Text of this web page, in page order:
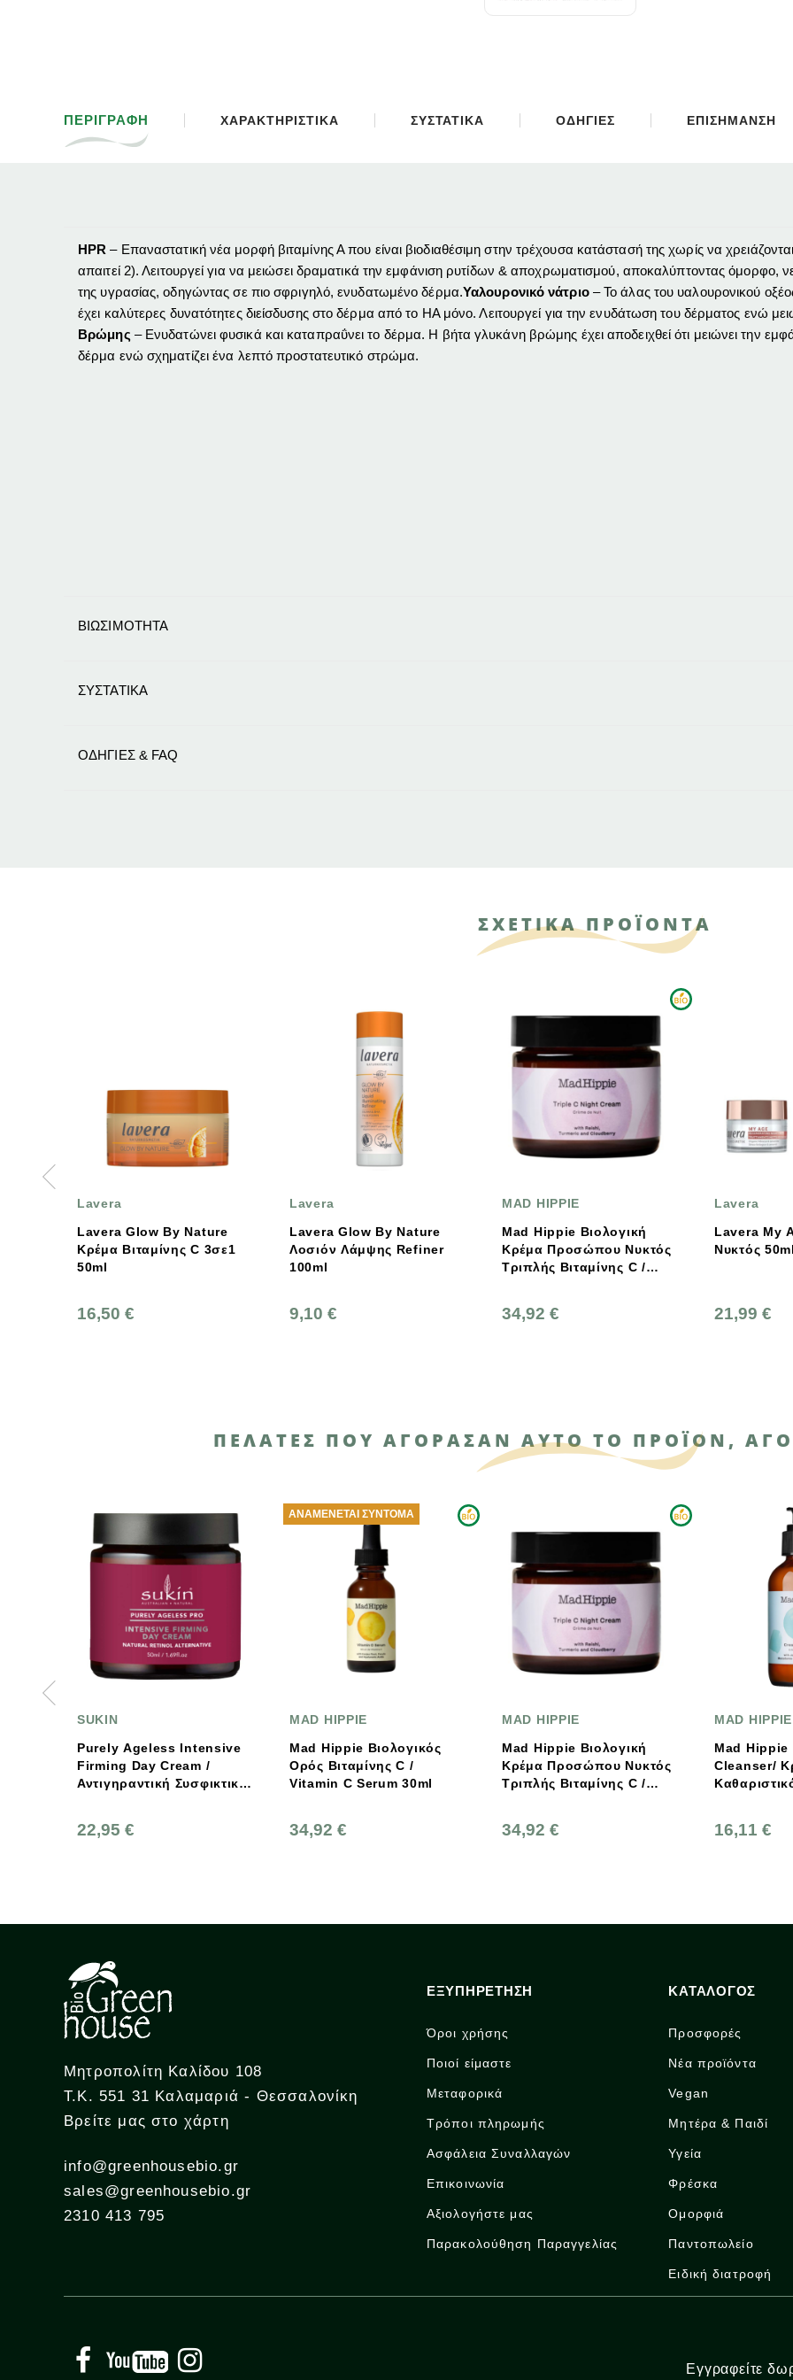
ΠΕΡΙΓΡΑΦΗ ΧΑΡΑΚΤΗΡΙΣΤΙΚΑ ΣΥΣΤΑΤΙΚΑ ΟΔΗΓΙΕΣ ΕΠΙΣΗΜΑΝΣΗ
HPR – Επαναστατική νέα μορφή βιταμίνης Α που είναι βιοδιαθέσιμη στην τρέχουσα κατάστασή της χωρίς να
απαιτεί 2).Λειτουργεί για να μειώσει δραματικά την εμφάνιση ρυτίδων & αποχρωματισμού, αποκαλύπτοντας όμορφο,
της υγρασίας, οδηγώντας σε πιο σφριγηλό, ενυδατωμένο δέρμα.Υαλουρονικό νάτριο– Το άλας του υαλουρονικού
έχει καλύτερες δυνατότητες διείσδυσης στο δέρμα από το HA μόνο.Λειτουργεί για την ενυδάτωση του δέρματος ενώ
Βρώμης – Ενυδατώνει φυσικά και καταπραΰνει το δέρμα. Η βήτα γλυκάνη βρώμης έχει αποδειχθεί ότι μειώνει την
δέρμα ενώ σχηματίζει ένα λεπτό προστατευτικό στρώμα.
ΒΙΩΣΙΜΟΤΗΤΑ
ΣΥΣΤΑΤΙΚΑ
ΟΔΗΓΙΕΣ & FAQ
ΣΧΕΤΙΚΑ ΠΡΟΪΟΝΤΑ
Lavera
Lavera Glow By Nature
Λοσιόν Λάμψης Refiner
9,10 €
MAD HIPPIE
Mad Hippie Βιολογική
Κρέμα Προσώπου Νυκτός
34,92 €
Lavera
Lavera My Age Kρέμα
Nυκτός 50ml
21,99 €
Lavera
Lavera My Age
30ml
ΠΕΛΆΤΕΣ ΠΟΥ ΑΓΌΡΑΣΑΝ ΑΥΤΌ ΤΟ ΠΡΟΪΌΝ,
Συσφικτική
Mad Hippie Βιολογικός
Ορός Βιταμίνης C /
Vitamin C Serum 30ml
34,92 €
ΑΝΑΜΈΝΕΤΑΙ ΣΎΝΤΟΜΑ
MAD HIPPIE
Mad Hippie Βιολογική
Κρέμα Προσώπου Νυκτός
Τριπλής Βιταμίνης C /
34,92 €
MAD HIPPIE
Mad Hippie Cream
Cleanser/ Κρεμώδες
Καθαριστικό Προσώπου
16,11 €
Dry
Με
Μητροπολίτη Καλίδου 108
Τ.Κ. 551 31 Καλαμαριά - Θεσσαλονίκη
Βρείτε μας στο χάρτη
info@greenhousebio.gr
sales@greenhousebio.gr
2310 413 795
ΕΞΥΠΗΡΕΤΗΣΗ
Όροι χρήσης
Ποιοί είμαστε
Μεταφορικά
Τρόποι πληρωμής
Ασφάλεια Συναλλαγών
Επικοινωνία
Αξιολογήστε μας
Παρακολούθηση Παραγγελίας
ΚΑΤΑΛΟΓΟΣ
Προσφορές
Νέα προϊόντα
Vegan
Μητέρα & Παιδί
Υγεία
Φρέσκα
Ομορφιά
Παντοπωλείο
Ειδική διατροφή
Facebook YouTube Εγγραφείτε